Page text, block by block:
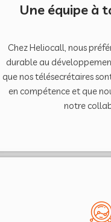
Une équipe à
Chez Heliocall, nous
durable au
que nos télésecrétaires
en compétence et que
notre